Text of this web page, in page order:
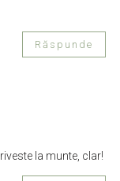
Răspunde
la munte, clar!